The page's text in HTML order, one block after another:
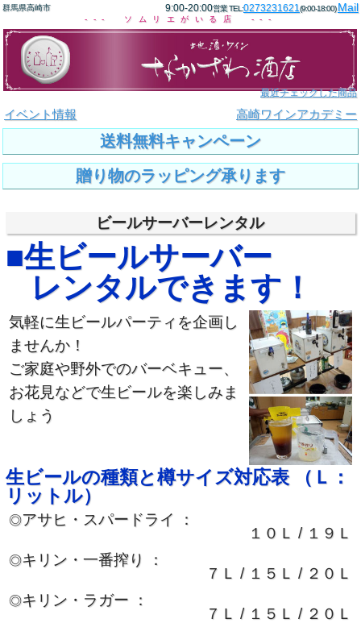
群馬県高崎市 9:00-20:00営業 TEL:0273231621(9:00-18:00)Mail
--- ソムリエがいる店 ---
最近チェックした商品
イベント情報 高崎ワインアカデミー
送料無料キャンペーン
贈り物のラッピング承ります
ビールサーバーレンタル
■生ビールサーバー
レンタルできます！
気軽に生ビールパーティを企画し
ませんか！
ご家庭や野外でのバーベキュー、
お花見などで生ビールを楽しみま
しょう
生ビールの種類と樽サイズ対応表 （Ｌ：
リットル）
◎アサヒ・スパードライ ：
１０Ｌ / １９Ｌ
◎キリン・一番搾り ：
７Ｌ / １５Ｌ / ２０Ｌ
◎キリン・ラガー ：
７Ｌ / １５Ｌ / ２０Ｌ